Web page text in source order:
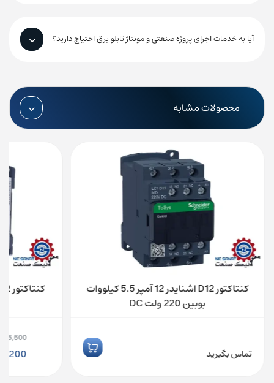
آیا به خدمات اجرای پروژه صنعتی و مونتاژ تابلو برق احتیاج دارید؟
محصولات مشابه
کنتاکتور D12 اشنایدر 12 آمپر 5.5 کیلووات
بوبین 220 ولت DC
تماس بگیرید
قیمت